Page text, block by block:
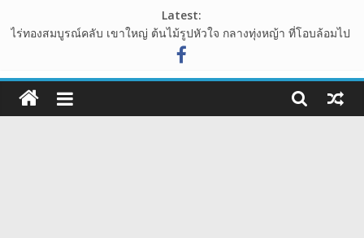
to
Latest:
ไร่ทองสมบูรณ์คลับ เขาใหญ่ ต้นไม้รูปหัวใจ กลางทุ่งหญ้า ที่โอบล้อมไป
อุทยานหินเขางู อ.เมืองราชบุรี แหล่งท่องเที่ยวเชิงธรรมชาติ ที่น่าแวะ
มาเช็คอิน
เขาพระยาเดินธง จุดชมวิวพระอาทิตย์ขึ้น ชมวิวทะเลหมอก จังหวัด
108guide
เว็บ